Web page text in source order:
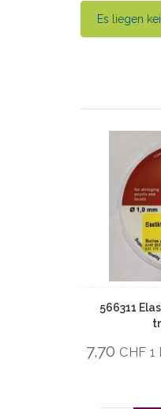
Es liegen
566311
7,70 CHF 1